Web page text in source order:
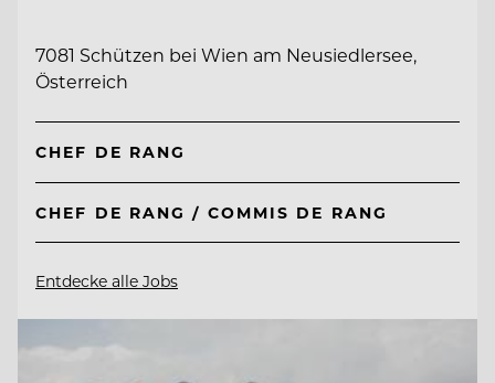
7081 Schützen bei Wien am Neusiedlersee,
Österreich
CHEF DE RANG
CHEF DE RANG / COMMIS DE RANG
Entdecke alle Jobs